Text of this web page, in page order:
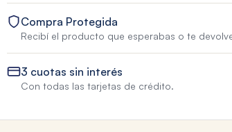
Compra Protegida
Recibí el producto que esperabas o te
3 cuotas sin interés
Con todas las tarjetas de crédito.